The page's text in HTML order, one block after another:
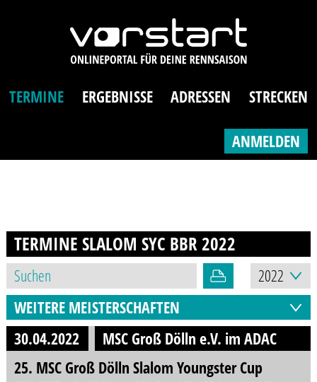
TERMINE ERGEBNISSE ADRESSEN STRECKEN
ANMELDEN
TERMINE SLALOM SYC BBR2022
WEITERE MEISTERSCHAFTEN
30.04.2022
MSC Groß Dölln e.V. im ADAC
25. MSC Groß Dölln Slalom Youngster Cup